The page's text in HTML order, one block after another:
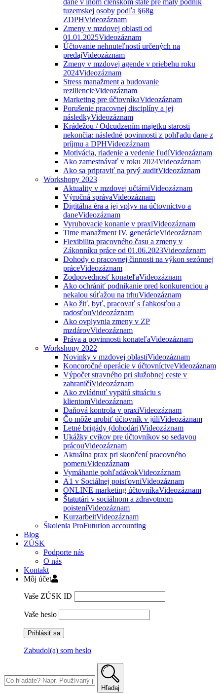
tuzemskej osoby podľa §68g
ZDPHVideozáznam
Zmeny v mzdovej oblasti od
01.01.2025Videozáznam
Účtovanie nehnuteľností určených na
predajVideozáznam
Zmeny v mzdovej agende v priebehu roku
2024Videozáznam
Stress manažment a budovanie
reziliencieVideozáznam
Marketing pre účtovníkaVideozáznam
Porušenie pracovnej disciplíny a jej
následkyVideozáznam
Krádežou / Odcudzením majetku starosti
nekončia: následné povinnosti z pohľadu dane z
príjmu a DPHVideozáznam
Motivácia, riadenie a vedenie ľudíVideozáznam
Ako zamestnávať v roku 2024Videozáznam
Ako sa pripraviť na prvý auditVideozáznam
Workshopy 2023
Aktuality v mzdovej učtárniVideozáznam
Výročná správaVideozáznam
Digitálna éra a jej vplyv na účtovníctvo a
daneVideozáznam
Vyrubovacie konanie v praxiVideozáznam
Time manažment IV. generácieVideozáznam
Flexibilita pracovného času a zmeny v
Zákonníku práce od 01.06.2023Videozáznam
Dohody o pracovnej činnosti na výkon sezónnej
práceVideozáznam
Zodpovednosť konateľaVideozáznam
Ako ochrániť podnikanie pred konkurenciou a
nekalou súťažou na trhuVideozáznam
Ako žiť, byť, pracovať s ľahkosťou a
radosťouVideozáznam
Ako ovplyvnia zmeny v ZP
mzdárovVideozáznam
Práva a povinnosti konateľaVideozáznam
Workshopy 2022
Novinky v mzdovej oblastiVideozáznam
Koncoročné operácie v účtovníctveVideozáznam
Výpočet stravného pri služobnej ceste v
zahraničíVideozáznam
Ako zvládnuť vypätú situáciu s
klientomVideozáznam
Daňová kontrola v praxiVideozáznam
Čo môže urobiť účtovník v júliVideozáznam
Letné brigády (dohodári)Videozáznam
Ukážky cvikov pre účtovníkov so sedavou
prácouVideozáznam
Aktuálna prax pri skončení pracovného
pomeruVideozáznam
Vymáhanie pohľadávokVideozáznam
A1 v Sociálnej poisťovniVideozáznam
ONLINE marketing účtovníkaVideozáznam
Štatutári v sociálnom a zdravotnom
poisteníVideozáznam
KurzarbeitVideozáznam
Školenia ProFuturion accounting
Blog
ZÚSK
Podporte nás
O nás
Kontakt
Môj účet
Vaše ZÚSK ID
Vaše heslo
Zabudol(a) som heslo
to
content
Hľadaj